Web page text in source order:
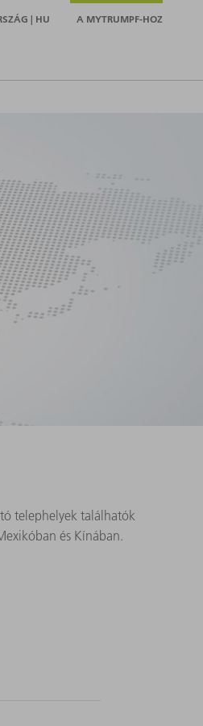
| HU A MYTRUMPF-HOZ
telephelyek találhatók
és Kínában.